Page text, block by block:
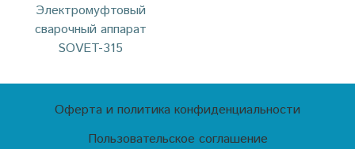
Электромуфтовый
сварочный аппарат
SOVET-315
Оферта и политика конфиденциальности
Пользовательское соглашение